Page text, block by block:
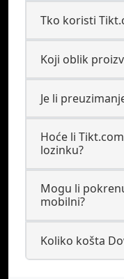
Tko koristi
Koji oblik
Je li
Hoće li
lozinku?
Mogu li
mobilni?
Koliko košta